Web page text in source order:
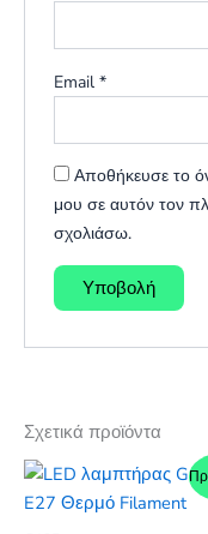
Email*
Αποθήκευσε το
μου σε αυτόν τον
σχολιάσω.
Σχετικά προϊόντα